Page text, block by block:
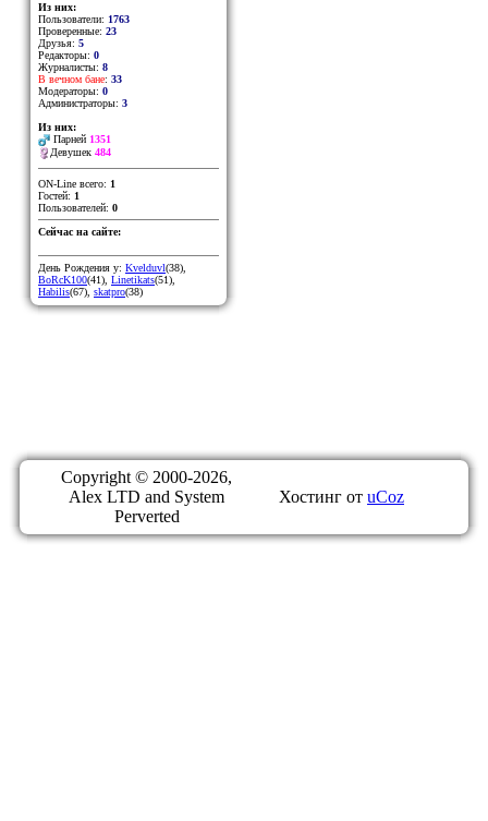
Из них:
Пользователи: 1763
Проверенные: 23
Друзья: 5
Редакторы: 0
Журналисты: 8
В вечном бане: 33
Модераторы: 0
Администраторы: 3
Из них:
Парней 1351
Девушек 484
ON-Line всего: 1
Гостей: 1
Пользователей: 0
Сейчас на сайте:
День Рождения у: Kvelduvl(38),
BoRcK100(41), Linetikats(51),
Habilis(67), skatpro(38)
Copyright © 2000-2026,
Alex LTD and System
Perverted
Хостинг от uCoz